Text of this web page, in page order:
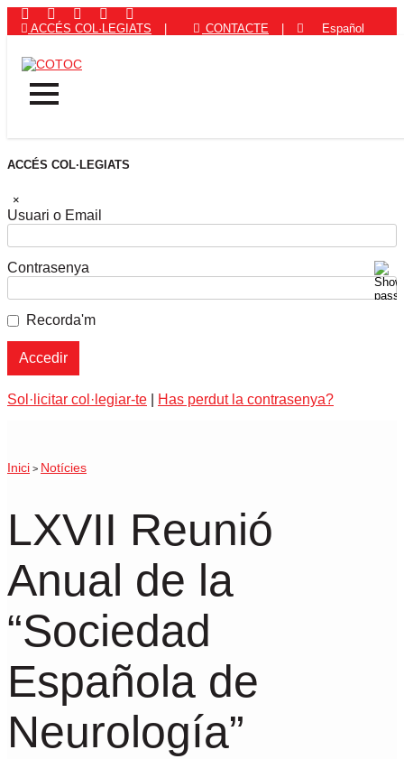
ACCÉS COL·LEGIATS CONTACTE Español
ACCÉS COL·LEGIATS
×
Usuari o Email
Contrasenya
Recorda'm
Sol·licitar col·legiar-te Has perdut la contrasenya?
Inici > Notícies
LXVII Reunió
Anual de la
“Sociedad
Española de
Neurología”